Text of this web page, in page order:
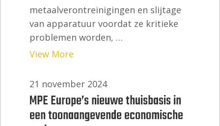
metaalverontreinigingen en slijtage
van apparatuur voordat ze kritieke
problemen worden, …
View More
MPE Europe’s nieuwe thuisbasis in
een toonaangevende economische
21 november 2024